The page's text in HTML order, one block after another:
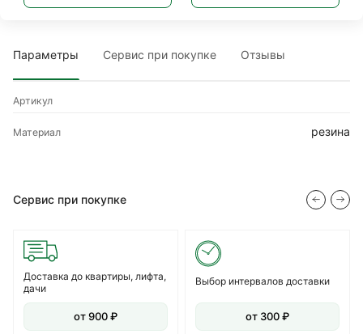
Параметры Сервис при покупке Отзывы
Артикул
Материал резина
Сервис при покупке
Доставка до квартиры, лифта,
дачи
от 900 ₽
Выбор интервалов доставки
от 300 ₽